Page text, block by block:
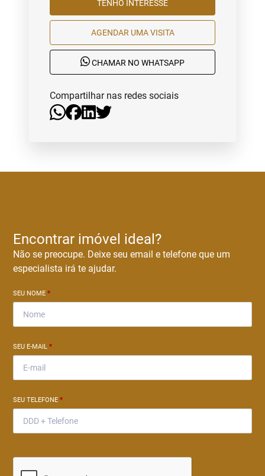
TENHO INTERESSE
AGENDAR UMA VISITA
CHAMAR NO WHATSAPP
Compartilhar nas redes sociais
Encontrar imóvel ideal?
Não se preocupe. Deixe seu email e telefone que um
especialista irá te ajudar.
SEU NOME*
SEU E-MAIL*
SEU TELEFONE*